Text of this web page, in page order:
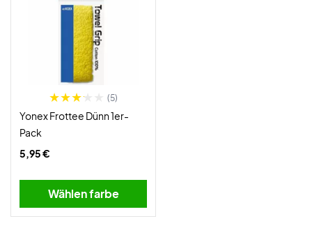
(5)
Yonex Frottee Dünn 1er-
Pack
5,95 €
Wählen farbe